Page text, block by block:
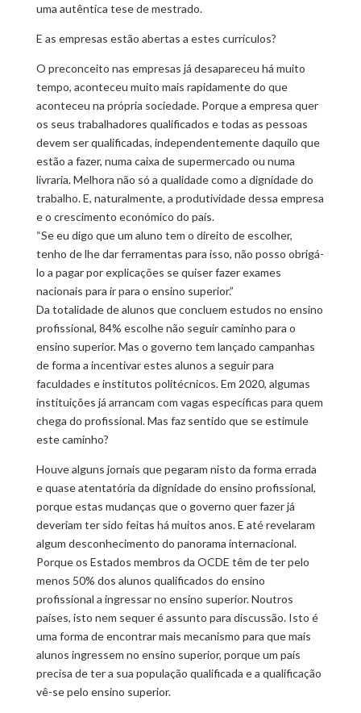
uma autêntica tese de mestrado.
E as empresas estão abertas a estes currículos?
O preconceito nas empresas já desapareceu há muito
tempo, aconteceu muito mais rapidamente do que
aconteceu na própria sociedade. Porque a empresa quer
os seus trabalhadores qualificados e todas as pessoas
devem ser qualificadas, independentemente daquilo que
estão a fazer, numa caixa de supermercado ou numa
livraria. Melhora não só a qualidade como a dignidade do
trabalho. E, naturalmente, a produtividade dessa empresa
e o crescimento económico do país.
“Se eu digo que um aluno tem o direito de escolher,
tenho de lhe dar ferramentas para isso, não posso obrigá-
lo a pagar por explicações se quiser fazer exames
nacionais para ir para o ensino superior.”
Da totalidade de alunos que concluem estudos no ensino
profissional, 84% escolhe não seguir caminho para o
ensino superior. Mas o governo tem lançado campanhas
de forma a incentivar estes alunos a seguir para
faculdades e institutos politécnicos. Em 2020, algumas
instituições já arrancam com vagas específicas para quem
chega do profissional. Mas faz sentido que se estimule
este caminho?
Houve alguns jornais que pegaram nisto da forma errada
e quase atentatória da dignidade do ensino profissional,
porque estas mudanças que o governo quer fazer já
deveriam ter sido feitas há muitos anos. E até revelaram
algum desconhecimento do panorama internacional.
Porque os Estados membros da OCDE têm de ter pelo
menos 50% dos alunos qualificados do ensino
profissional a ingressar no ensino superior. Noutros
países, isto nem sequer é assunto para discussão. Isto é
uma forma de encontrar mais mecanismo para que mais
alunos ingressem no ensino superior, porque um país
precisa de ter a sua população qualificada e a qualificação
vê-se pelo ensino superior.